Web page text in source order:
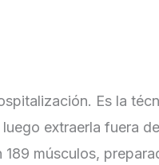
Es la
extraerla fuera
músculos,